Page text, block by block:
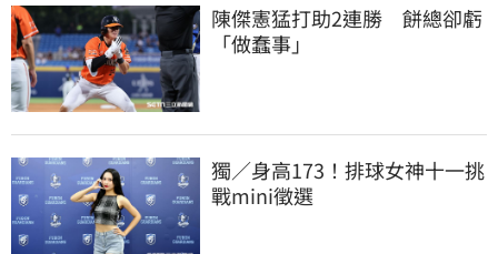
陳傑憲猛打助2連勝　餅總卻虧
「做蠢事」
獨／身高173！排球女神十一挑
戰mini徵選